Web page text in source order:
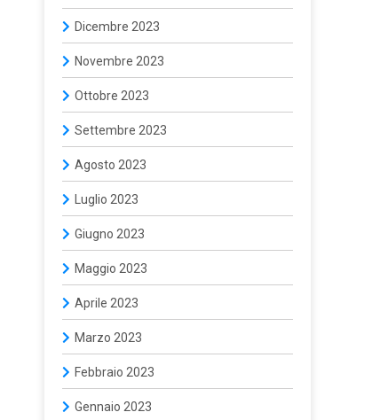
Dicembre 2023
Novembre 2023
Ottobre 2023
Settembre 2023
Agosto 2023
Luglio 2023
Giugno 2023
Maggio 2023
Aprile 2023
Marzo 2023
Febbraio 2023
Gennaio 2023